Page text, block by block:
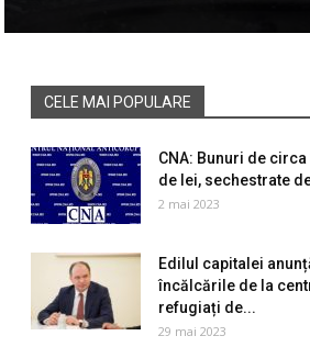
CELE MAI POPULARE
CNA: Bunuri de
de lei, sechestrate
2 mai 2023
Edilul capitalei
încălcările de la
refugiați de...
29 mai 2023